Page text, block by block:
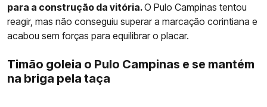
para a construção da vitória.O Pulo Campinas tentou
reagir, mas não conseguiu superar a marcação corintiana e
acabou sem forças para equilibrar o placar.
Timão goleia o Pulo Campinas e se mantém
na briga pela taça